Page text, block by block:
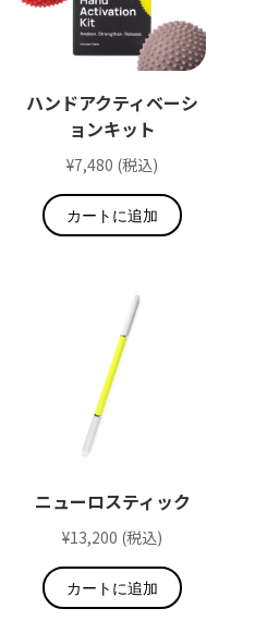
ハンドアクティベーシ
ョンキット
¥7,480 (税込)
カートに追加
ニューロスティック​
¥13,200 (税込)
カートに追加